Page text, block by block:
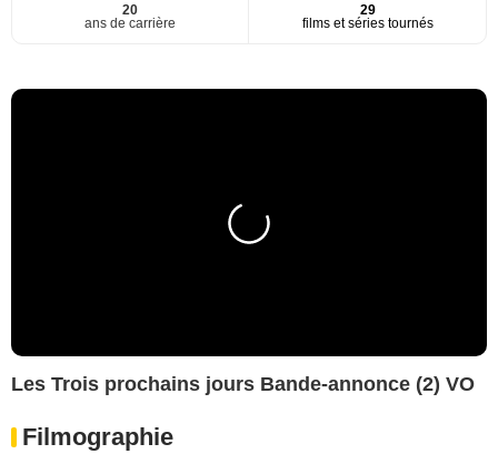
20
ans de carrière
29
films et séries tournés
Les Trois prochains jours Bande-annonce (2) VO
Filmographie